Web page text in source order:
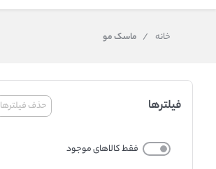
خانه / ماسک مو
حذف فیلترها فیلترها
فقط کالاهای موجود